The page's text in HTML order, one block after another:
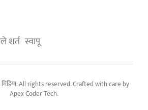
शर्त स्वापू
All rights reserved. Crafted with care by
Apex Coder Tech.